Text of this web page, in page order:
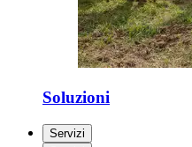
Soluzioni
Servizi